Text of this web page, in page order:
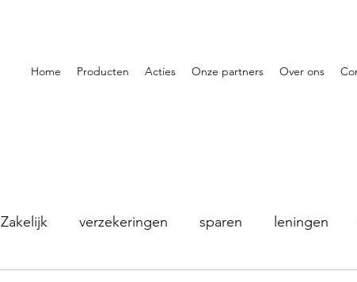
Home Producten Acties Onze partners Over ons
Zakelijk verzekeringen sparen leningen